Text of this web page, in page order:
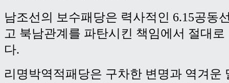
남조선의 보수패당은 력사적인 6.15공동
고 북남관계를 파탄시킨 책임에서 절대로
다.
리명박역적패당은 구차한 변명과 역겨운